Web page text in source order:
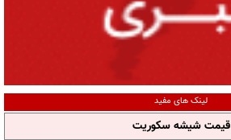
لینک های مفید
قیمت شیشه سکوریت